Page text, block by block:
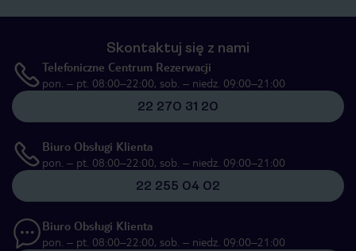
Skontaktuj się z nami
Telefoniczne Centrum Rezerwacji
pon. – pt. 08:00–22:00, sob. – niedz. 09:00–21:00
22 270 31 20
Biuro Obsługi Klienta
pon. – pt. 08:00–22:00, sob. – niedz. 09:00–21:00
22 255 04 02
Biuro Obsługi Klienta
pon. – pt. 08:00–22:00, sob. – niedz. 09:00–21:00